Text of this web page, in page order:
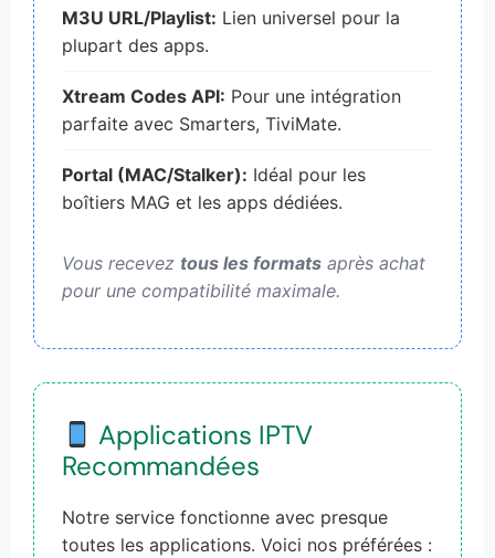
M3U URL/Playlist: Lien universel pour la
plupart des apps.
Xtream Codes API: Pour une intégration
parfaite avec Smarters, TiviMate.
Portal (MAC/Stalker): Idéal pour les
boîtiers MAG et les apps dédiées.
Vous recevez tous les formats après achat
pour une compatibilité maximale.
Applications IPTV
Recommandées
Notre service fonctionne avec presque
toutes les applications. Voici nos préférées :